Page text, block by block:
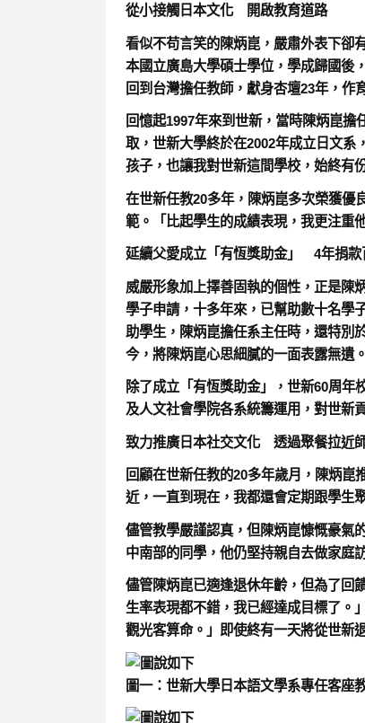
從小接觸日本文化 開啟教育道路
看似不苟言笑的陳炳崑，嚴肅外表下卻
本國立廣島大學碩士學位，學成歸國後
回到台灣擔任教師，獻身杏壇23年，作
回憶起1997年來到世新，當時陳炳崑
取，世新大學終於在2002年成立日文系
孩子，也讓我對世新這間學校，始終有
在世新任教20多年，陳炳崑多次榮獲優
範。「比起學生的成績表現，我更注重
延續父愛成立「有恆獎助金」 4年捐款
威嚴形象加上擇善固執的個性，正是陳
學子申請，十多年來，已幫助數十名學
助學生，陳炳崑擔任系主任時，還特別
今，將陳炳崑心思細膩的一面表露無遺。
除了成立「有恆獎助金」，世新60周年
及人文社會學院各系統籌運用，對世新
致力推廣日本社交文化 透過聚餐拉近
回顧在世新任教的20多年歲月，陳炳
近，一直到現在，我都還會定期跟學生
儘管教學嚴謹認真，但陳炳崑慷慨豪氣
中南部的同學，他仍堅持親自去做家庭
儘管陳炳崑已適逢退休年齡，但為了回
生率表現都不錯，我已經達成目標了。
觀光客算命。」即使終有一天將從世新
圖一：世新大學日本語文學系專任客座